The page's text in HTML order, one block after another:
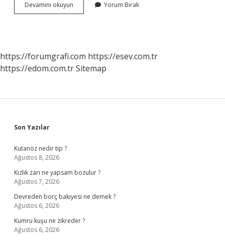
Devamını okuyun
Hangi
Yorum Bırak
https://forumgrafi.com https://esev.com.tr
https://edom.com.trSitemap
Sidebar
Son Yazılar
Kutanöz nedir tip ?
Ağustos 8, 2026
Kızlık zarı ne yapsam bozulur ?
Ağustos 7, 2026
Devreden borç bakiyesi ne demek ?
Ağustos 6, 2026
Kumru kuşu ne zikreder ?
Ağustos 6, 2026